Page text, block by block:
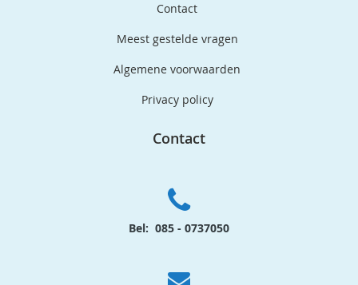
Contact
Meest gestelde vragen
Algemene voorwaarden
Privacy policy
Contact
Bel: 085 - 0737050